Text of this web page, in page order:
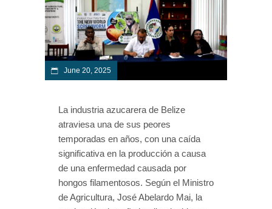
June 20, 2025
La industria azucarera de Belize
atraviesa una de sus peores
temporadas en años, con una caída
significativa en la producción a causa
de una enfermedad causada por
hongos filamentosos. Según el Ministro
de Agricultura, José Abelardo Mai, la